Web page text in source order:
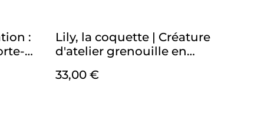
:
Lily, la coquette | Créature
d'atelier grenouille en
d'intentions
33,00 €